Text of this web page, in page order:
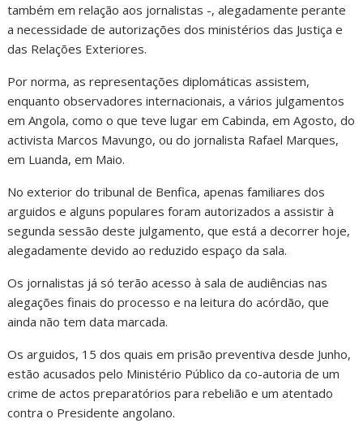
também em relação aos jornalistas -, alegadamente perante
a necessidade de autorizações dos ministérios das Justiça e
das Relações Exteriores.
Por norma, as representações diplomáticas assistem,
enquanto observadores internacionais, a vários julgamentos
em Angola, como o que teve lugar em Cabinda, em Agosto, do
activista Marcos Mavungo, ou do jornalista Rafael Marques,
em Luanda, em Maio.
No exterior do tribunal de Benfica, apenas familiares dos
arguidos e alguns populares foram autorizados a assistir à
segunda sessão deste julgamento, que está a decorrer hoje,
alegadamente devido ao reduzido espaço da sala.
Os jornalistas já só terão acesso à sala de audiências nas
alegações finais do processo e na leitura do acórdão, que
ainda não tem data marcada.
Os arguidos, 15 dos quais em prisão preventiva desde Junho,
estão acusados pelo Ministério Público da co-autoria de um
crime de actos preparatórios para rebelião e um atentado
contra o Presidente angolano.